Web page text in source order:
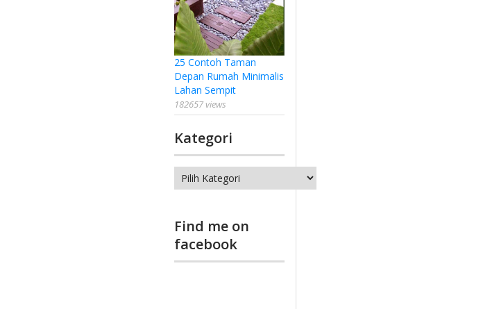
25 Contoh Taman
Depan Rumah Minimalis
Lahan Sempit
182657 views
Kategori
Kategori
Find me on
facebook